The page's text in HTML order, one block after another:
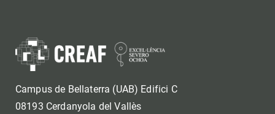
Campus de Bellaterra (UAB) Edifici C
08193 Cerdanyola del Vallès